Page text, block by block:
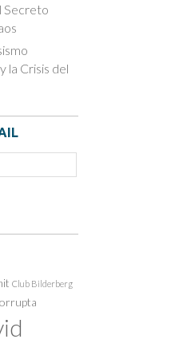
Secreto
la Crisis del
Club Bilderberg